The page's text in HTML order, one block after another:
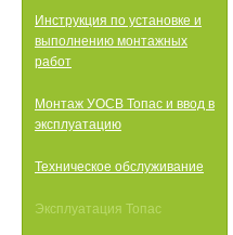
Инструкция по установке и
выполнению монтажных
работ
Монтаж УОСВ Топас и ввод в
эксплуатацию
Техническое обслуживание
Эксплуатация Топас